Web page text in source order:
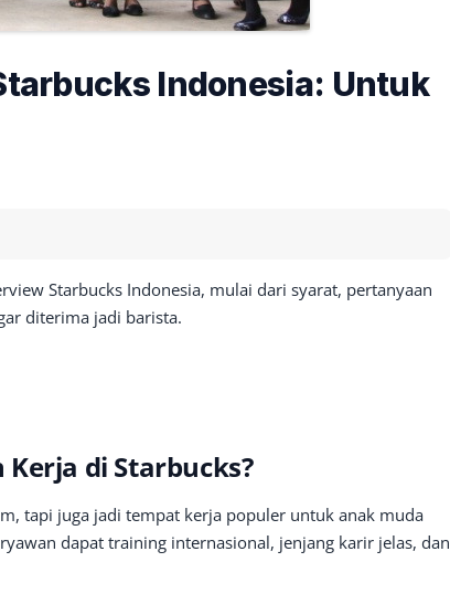
Indonesia: Untuk
Starbucks Indonesia, mulai dari syarat, pertanyaan
diterima jadi barista.
di Starbucks?
tapi juga jadi tempat kerja populer untuk anak muda
dapat training internasional, jenjang karir jelas, dan